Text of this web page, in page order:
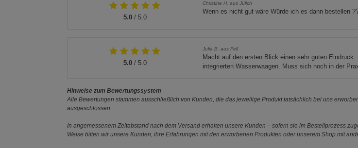
5.0/ 5.0
Christine H. aus Jülich
Wenn es nicht gut wäre Würde ich es dann bestellen
5.0/ 5.0
Julia B. aus Fell
Macht auf den ersten Blick einen sehr guten
integrierten Wasserwaagen. Muss sich noch in der
Hinweise zum Bewertungssystem
Alle Bewertungen stammen ausschließlich von Kunden, die das jeweilige Produkt tatsächlich bei uns
ausgeschlossen.
In angemessenem Zeitabstand nach dem Versand erhalten unsere Kunden – sofern sie im Bestellprozess
Weise bitten wir unsere Kunden, ihre Erfahrungen mit den erworbenen Produkten oder unserem Shop mit